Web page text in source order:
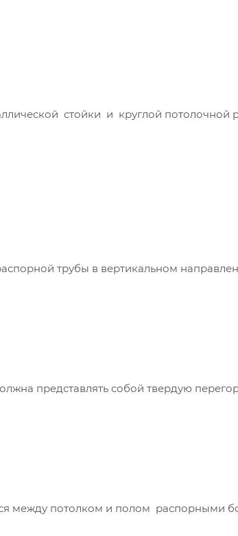
стойки и круглой
трубы в вертикальном
представлять собой твердую
между потолком и полом распорными